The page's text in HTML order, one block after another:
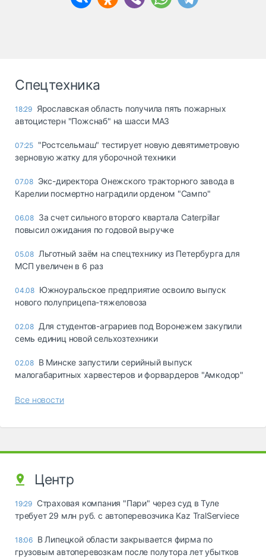
Спецтехника
18:29 Ярославская область получила пять пожарных
автоцистерн "Пожснаб" на шасси МАЗ
07:25 "Ростсельмаш" тестирует новую девятиметровую
зерновую жатку для уборочной техники
07.08 Экс-директора Онежского тракторного завода в
Карелии посмертно наградили орденом "Сампо"
06.08 За счет сильного второго квартала Caterpillar
повысил ожидания по годовой выручке
05.08 Льготный заём на спецтехнику из Петербурга для
МСП увеличен в 6 раз
04.08 Южноуральское предприятие освоило выпуск
нового полуприцепа-тяжеловоза
02.08 Для студентов-аграриев под Воронежем закупили
семь единиц новой сельхозтехники
02.08 В Минске запустили серийный выпуск
малогабаритных харвестеров и форвардеров "Амкодор"
Все новости
Центр
19:29 Страховая компания "Пари" через суд в Туле
требует 29 млн руб. с автоперевозчика Kaz TralServiece
18:06 В Липецкой области закрывается фирма по
грузовым автоперевозкам после полутора лет убытков